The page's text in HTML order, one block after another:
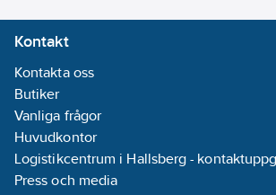
Kontakt
Kontakta oss
Butiker
Vanliga frågor
Huvudkontor
Logistikcentrum i Hallsberg -
Press och media